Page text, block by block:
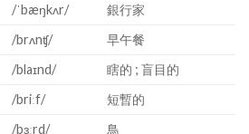
/ˈbæŋkʌr/
銀行家
/brʌnʧ/
早午餐
/blaɪnd/
瞎的 ; 盲目的
/briːf/
短暫的
/bɜːrd/
鳥